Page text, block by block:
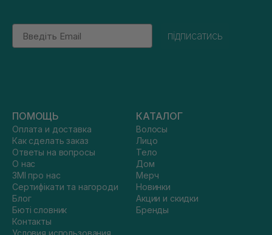
Email
підписатись
ПОМОЩЬ
Оплата и доставка
Как сделать заказ
Ответы на вопросы
О нас
ЗМІ про нас
Сертифікати та нагороди
Блог
Бюті словник
Контакты
Условия использования
КАТАЛОГ
Волосы
Лицо
Тело
Дом
Мерч
Новинки
Акции и скидки
Бренды